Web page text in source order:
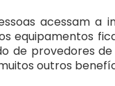
acessam a
equipamentos
de provedores
outros